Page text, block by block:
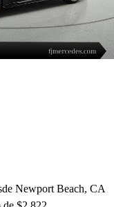
Newport Beach, CA